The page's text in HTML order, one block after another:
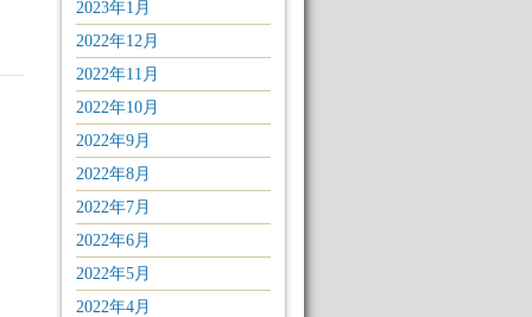
2023年1月
2022年12月
2022年11月
2022年10月
2022年9月
2022年8月
2022年7月
2022年6月
2022年5月
2022年4月